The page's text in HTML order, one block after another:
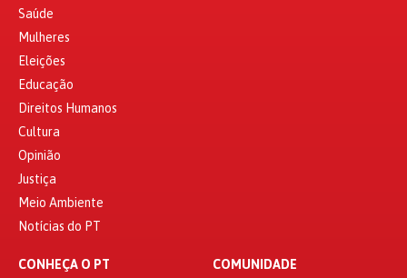
Saúde
Mulheres
Eleições
Educação
Direitos Humanos
Cultura
Opinião
Justiça
Meio Ambiente
Notícias do PT
CONHEÇA O PT COMUNIDADE